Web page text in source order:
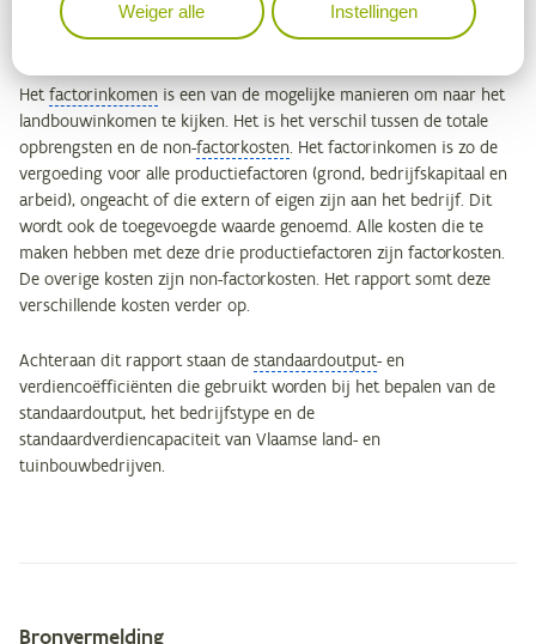
Het factorinkomen is een van de mogelijke manieren om naar het
landbouwinkomen te kijken. Het is het verschil tussen de totale
opbrengsten en de non-factorkosten . Het factorinkomen is zo de
vergoeding voor alle productiefactoren (grond, bedrijfskapitaal en
arbeid), ongeacht of die extern of eigen zijn aan het bedrijf. Dit
wordt ook de toegevoegde waarde genoemd. Alle kosten die te
maken hebben met deze drie productiefactoren zijn factorkosten.
De overige kosten zijn non-factorkosten. Het rapport somt deze
verschillende kosten verder op.
Achteraan dit rapport staan de standaardoutput- en
verdiencoëfficiënten die gebruikt worden bij het bepalen van de
standaardoutput, het bedrijfstype en de
standaardverdiencapaciteit van Vlaamse land- en
tuinbouwbedrijven.
Bronvermelding
Weiger alle Instellingen